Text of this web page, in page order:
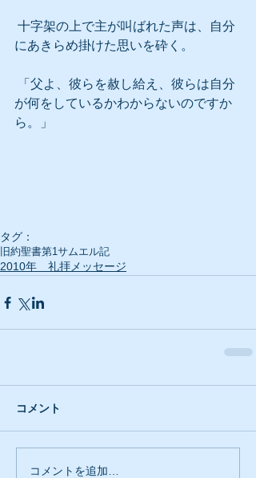
にあきらめ掛けた思いを砕く。
が何をしているかわからないのですか
ら。」
タグ：
旧約聖書第1サムエル記
2010年 礼拝メッセージ
コメント
コメントを追加…